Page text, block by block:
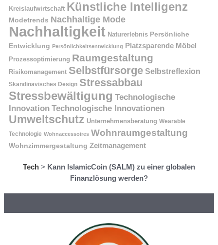
Kreislaufwirtschaft Künstliche Intelligenz
Modetrends Nachhaltige Mode
Nachhaltigkeit Naturerlebnis Persönliche
Entwicklung Persönlichkeitsentwicklung Platzsparende Möbel
Prozessoptimierung Raumgestaltung
Risikomanagement Selbstfürsorge Selbstreflexion
Skandinavisches Design Stressabbau
Stressbewältigung Technologische
Innovation Technologische Innovationen
Umweltschutz Unternehmensberatung Wearable
Technologie Wohnaccessoires Wohnraumgestaltung
Wohnzimmergestaltung Zeitmanagement
Tech > Kann IslamicCoin (SALM) zu einer globalen
Finanzlösung werden?